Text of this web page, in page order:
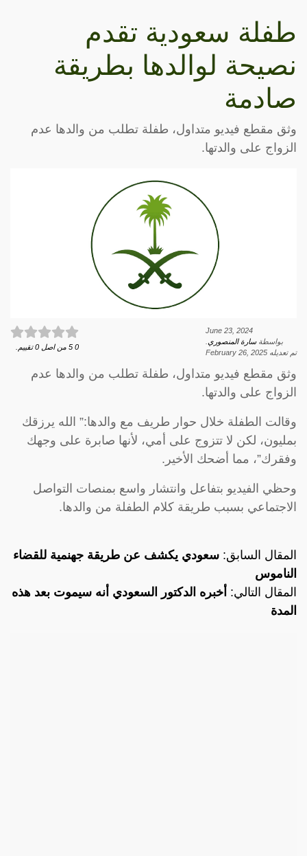
طفلة سعودية تقدم
نصيحة لوالدها بطريقة
صادمة
وثق مقطع فيديو متداول، طفلة تطلب من والدها عدم
الزواج على والدتها.
June 23, 2024
بواسطةسارة المنصوري
تم تعديله February 26, 2025
0
5 من اصل 0 تقييم.
وثق مقطع فيديو متداول، طفلة تطلب من والدها عدم
الزواج على والدتها.
وقالت الطفلة خلال حوار طريف مع والدها:” الله يرزقك
بمليون، لكن لا تتزوج على أمي، لأنها صابرة على وجهك
وفقرك”، مما أضحك الأخير.
وحظي الفيديو بتفاعل وانتشار واسع بمنصات التواصل
الاجتماعي بسبب طريقة كلام الطفلة من والدها.
المقال السابق: سعودي يكشف عن طريقة جهنمية للقضاء
الناموس
المقال التالي: أخبره الدكتور السعودي أنه سيموت بعد هذه
المدة